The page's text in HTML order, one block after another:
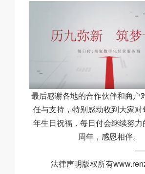
最后感谢各地的合作伙伴和商户
任与支持，特别感动收到大家对
年生日祝福， 每日付会继续努力
周年，感恩相伴。
法律声明版权所有